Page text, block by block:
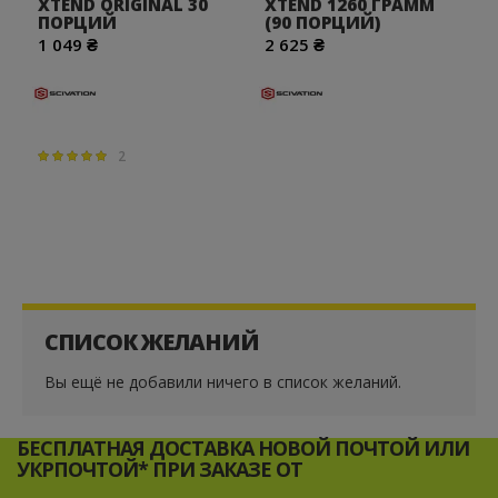
XTEND ORIGINAL 30
ПОРЦИЙ
1 049 ₴
Параметр оценки:
2
XTEND 1260 ГРАММ
(90 ПОРЦИЙ)
2 625 ₴
СПИСОК ЖЕЛАНИЙ
Вы ещё не добавили ничего в список желаний.
БЕСПЛАТНАЯ ДОСТАВКА НОВОЙ ПОЧТОЙ ИЛИ
УКРПОЧТОЙ* ПРИ ЗАКАЗЕ ОТ